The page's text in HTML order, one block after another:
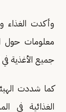
وأكدت الغذاء
معلومات حول
جميع الأغذية
كما شددت
الغذائية في